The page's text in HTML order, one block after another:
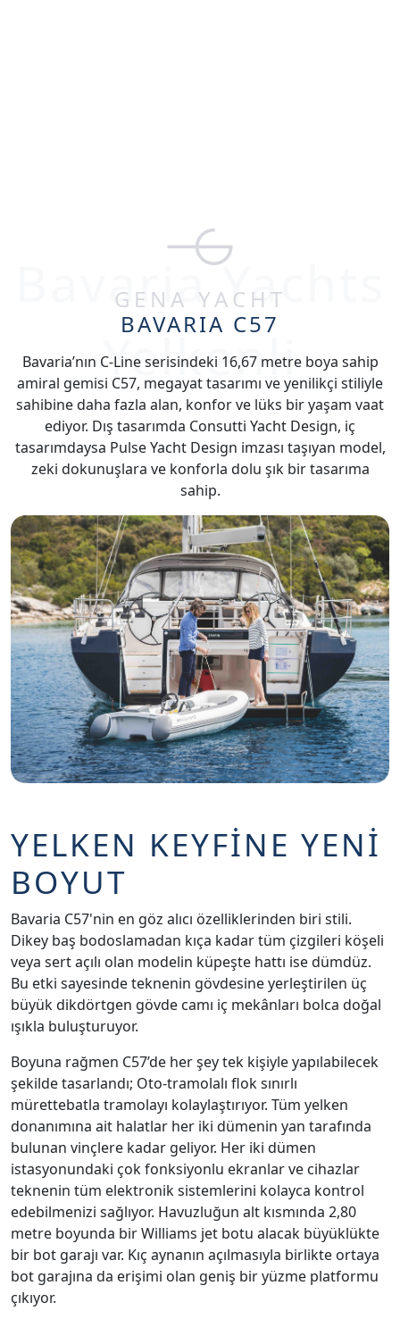
Bavaria Yachts
Yelkenli
GENA YACHT
BAVARIA C57
Bavaria’nın C-Line serisindeki 16,67 metre boya sahip
amiral gemisi C57, megayat tasarımı ve yenilikçi stiliyle
sahibine daha fazla alan, konfor ve lüks bir yaşam vaat
ediyor. Dış tasarımda Consutti Yacht Design, iç
tasarımdaysa Pulse Yacht Design imzası taşıyan model,
zeki dokunuşlara ve konforla dolu şık bir tasarıma
sahip.
YELKEN KEYFİNE YENİ
BOYUT
Bavaria C57'nin en göz alıcı özelliklerinden biri stili.
Dikey baş bodoslamadan kıça kadar tüm çizgileri köşeli
veya sert açılı olan modelin küpeşte hattı ise dümdüz.
Bu etki sayesinde teknenin gövdesine yerleştirilen üç
büyük dikdörtgen gövde camı iç mekânları bolca doğal
ışıkla buluşturuyor.
Boyuna rağmen C57’de her şey tek kişiyle yapılabilecek
şekilde tasarlandı; Oto-tramolalı flok sınırlı
mürettebatla tramolayı kolaylaştırıyor. Tüm yelken
donanımına ait halatlar her iki dümenin yan tarafında
bulunan vinçlere kadar geliyor. Her iki dümen
istasyonundaki çok fonksiyonlu ekranlar ve cihazlar
teknenin tüm elektronik sistemlerini kolayca kontrol
edebilmenizi sağlıyor. Havuzluğun alt kısmında 2,80
metre boyunda bir Williams jet botu alacak büyüklükte
bir bot garajı var. Kıç aynanın açılmasıyla birlikte ortaya
bot garajına da erişimi olan geniş bir yüzme platformu
çıkıyor.